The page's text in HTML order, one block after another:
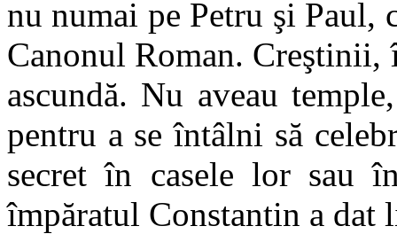
nu numai pe Petru şi
Canonul Roman. Creştinii,
ascundă. Nu aveau
pentru a se întâlni să
secret în casele lor sau
împăratul Constantin a dat